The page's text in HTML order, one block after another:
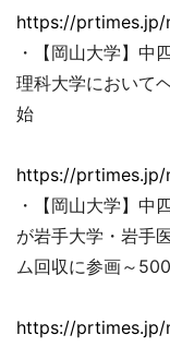
https://
・【岡山大学】
理科大学において
始
https://
・【岡山大学】中
が岩手大学・岩手
ム回収に参画～
https://